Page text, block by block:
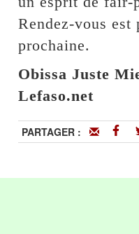
Rendez-vous est
prochaine.
Obissa Juste
Lefaso.net
PARTAGER :